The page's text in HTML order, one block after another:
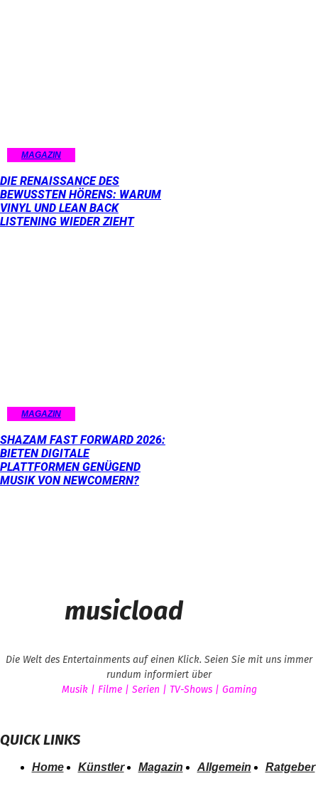
MAGAZIN
DIE RENAISSANCE DES
BEWUSSTEN HÖRENS: WARUM
VINYL UND LEAN BACK
LISTENING WIEDER ZIEHT
MAGAZIN
SHAZAM FAST FORWARD 2026:
BIETEN DIGITALE
PLATTFORMEN GENÜGEND
MUSIK VON NEWCOMERN?
musicload
Die Welt des Entertainments auf einen Klick. Seien Sie mit uns immer
rundum informiert über
Musik | Filme | Serien | TV-Shows | Gaming
QUICK LINKS
Home Künstler Magazin Allgemein Ratgeber